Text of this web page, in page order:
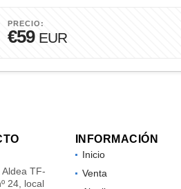
PRECIO:
€59 EUR
TF-
24, local
INFORMACIÓN
Inicio
Venta